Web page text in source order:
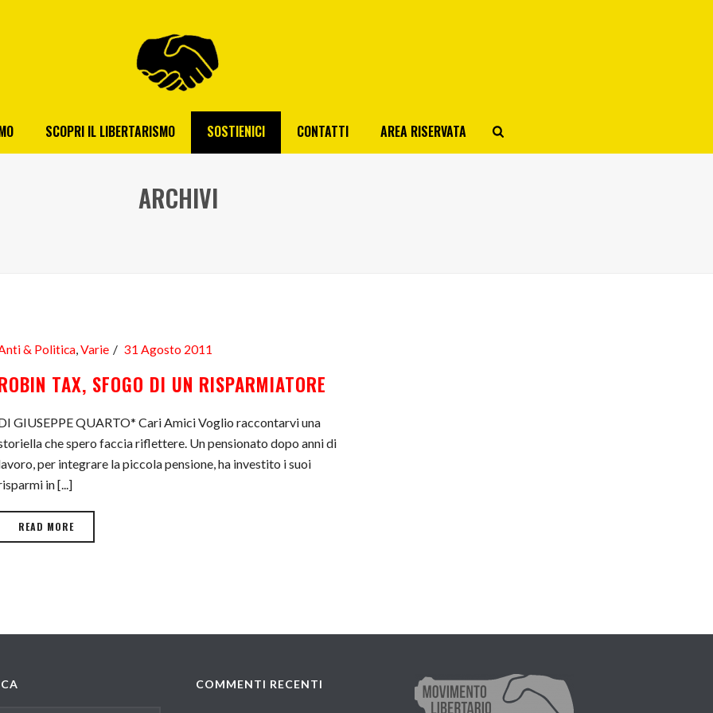
SCOPRI IL LIBERTARISMO SOSTIENICI CONTATTI AREA RISERVATA
ARCHIVI
& Politica,Varie 31 Agosto 2011
TAX, SFOGO DI UN RISPARMIATORE
GIUSEPPE QUARTO* Cari Amici Voglio raccontarvi una
che spero faccia riflettere. Un pensionato dopo anni di
per integrare la piccola pensione, ha investito i suoi
in [...]
READ MORE
COMMENTI RECENTI